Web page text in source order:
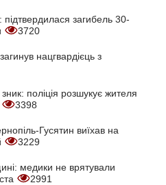
загибель 30-
3720
нацгвардієць з
поліція розшукує жителя
3398
Гусятин виїхав на
3229
медики не врятували
2991